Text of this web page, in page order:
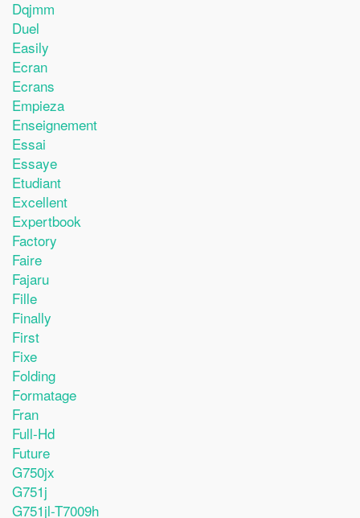
Dqjmm
Duel
Easily
Ecran
Ecrans
Empieza
Enseignement
Essai
Essaye
Etudiant
Excellent
Expertbook
Factory
Faire
Fajaru
Fille
Finally
First
Fixe
Folding
Formatage
Fran
Full-Hd
Future
G750jx
G751j
G751jl-T7009h